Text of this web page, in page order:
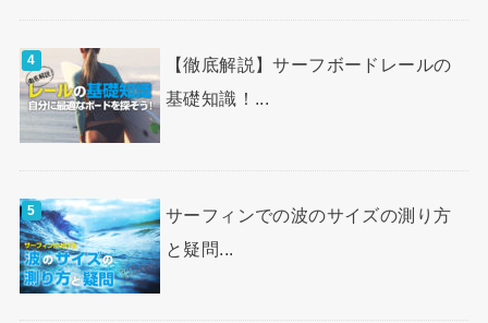
【徹底解説】サーフボードレールの
基礎知識！...
サーフィンでの波のサイズの測り方
と疑問...